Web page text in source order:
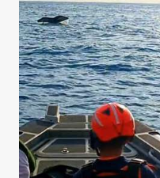
ONT
TUÉ
AU
MOINS
30